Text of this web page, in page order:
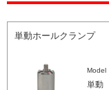
単動ホールクランプ
Model
単動